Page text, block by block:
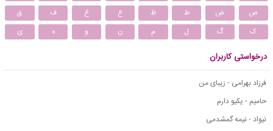
ص
ض ط ظ ع غ ف
ق
ک
گ ل م ن و ه ی
درخواستی کاربران
فرزاد بهرامی - زیبای من
حامیم - یکیو دارم
نیواد - نیمه گمشدمی